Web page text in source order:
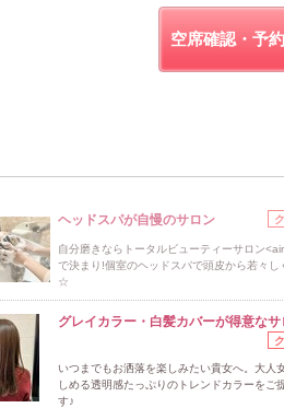
空席確認・予
ヘッドスパが自慢のサロン
自分磨きならトータルビューティーサロン
で決まり!個室のヘッドスパで頭皮から若々し
☆
グレイカラー・白髪カバーが得意なサ
いつまでもお洒落を楽しみたい貴女へ。大人
しめる透明感たっぷりのトレンドカラーをご
す♪